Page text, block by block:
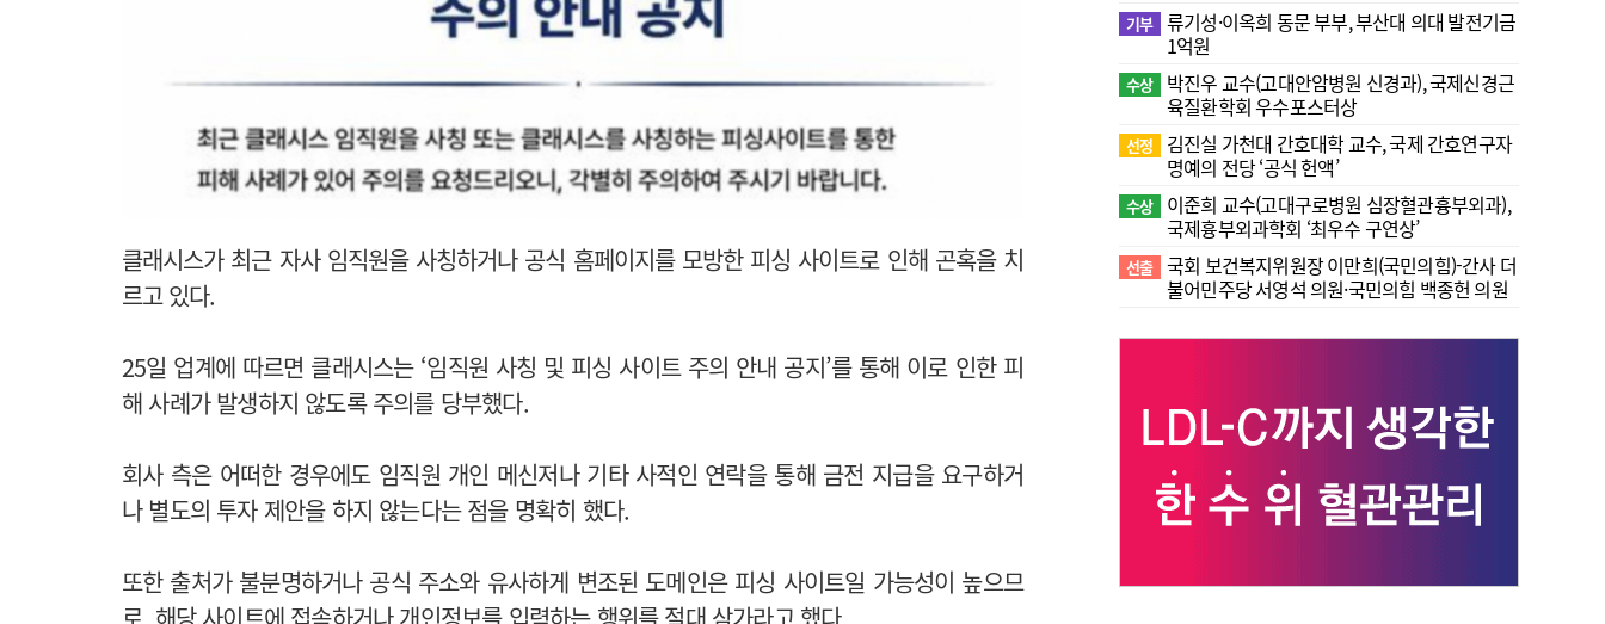
클래시스가 최근 자사 임직원을 사칭하거나 공식 홈페이지를 모방한 피싱 사이트로 인해 곤혹을 치
르고 있다.
25일 업계에 따르면 클래시스는 ‘임직원 사칭 및 피싱 사이트 주의 안내 공지’를 통해 이로 인한 피
해 사례가 발생하지 않도록 주의를 당부했다.
회사 측은 어떠한 경우에도 임직원 개인 메신저나 기타 사적인 연락을 통해 금전 지급을 요구하거
나 별도의 투자 제안을 하지 않는다는 점을 명확히 했다.
또한 출처가 불분명하거나 공식 주소와 유사하게 변조된 도메인은 피싱 사이트일 가능성이 높으므
기부 류기성·이옥희 동문 부부, 부산대 의대 발전기금
1억원
수상
박진우 교수(고대안암병원 신경과), 국제신경근
육질환학회 우수포스터상
선정
김진실 가천대 간호대학 교수, 국제 간호연구자
명예의 전당 ‘공식 헌액’
수상
이준희 교수(고대구로병원 심장혈관흉부외과),
국제흉부외과학회 ‘최우수 구연상’
선출 국회 보건복지위원장 이만희(국민의힘)-간사 더
불어민주당 서영석 의원·국민의힘 백종헌 의원